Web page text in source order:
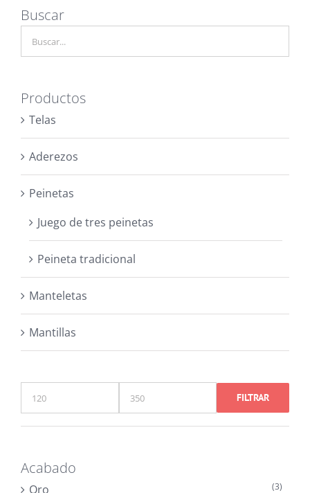
Buscar
Productos
Telas
Aderezos
Peinetas
Juego de tres peinetas
Peineta tradicional
Manteletas
Mantillas
mínimo
máximo
FILTRAR
Acabado
Oro (3)